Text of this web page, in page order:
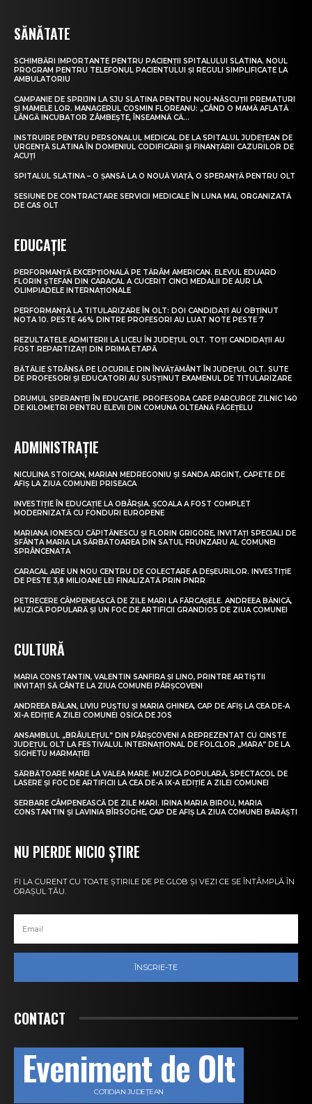
SĂNĂTATE
SCHIMBĂRI IMPORTANTE PENTRU PACIENȚII SPITALULUI SLATINA. NOUL
PROGRAM PENTRU TELEFONUL PACIENTULUI ȘI REGULI SIMPLIFICATE LA
AMBULATORIU
CAMPANIE DE SPRIJIN LA SJU SLATINA PENTRU NOU-NĂSCUȚII PREMATURI
ȘI MAMELE LOR. MANAGERUL COSMIN FLOREANU: „CÂND O MAMĂ AFLATĂ
LÂNGĂ INCUBATOR ZÂMBEȘTE, ÎNSEAMNĂ CĂ...
INSTRUIRE PENTRU PERSONALUL MEDICAL DE LA SPITALUL JUDEȚEAN DE
URGENȚĂ SLATINA ÎN DOMENIUL CODIFICĂRII ȘI FINANȚĂRII CAZURILOR DE
ACUȚI
SPITALUL SLATINA – O ȘANSĂ LA O NOUĂ VIAȚĂ, O SPERANȚĂ PENTRU OLT
SESIUNE DE CONTRACTARE SERVICII MEDICALE ÎN LUNA MAI, ORGANIZATĂ
DE CAS OLT
EDUCAȚIE
PERFORMANȚĂ EXCEPȚIONALĂ PE TĂRÂM AMERICAN. ELEVUL EDUARD
FLORIN ȘTEFAN DIN CARACAL A CUCERIT CINCI MEDALII DE AUR LA
OLIMPIADELE INTERNAȚIONALE
PERFORMANȚĂ LA TITULARIZARE ÎN OLT: DOI CANDIDAȚI AU OBȚINUT
NOTA 10. PESTE 46% DINTRE PROFESORI AU LUAT NOTE PESTE 7
REZULTATELE ADMITERII LA LICEU ÎN JUDEȚUL OLT. TOȚI CANDIDAȚII AU
FOST REPARTIZAȚI DIN PRIMA ETAPĂ
BĂTĂLIE STRÂNSĂ PE LOCURILE DIN ÎNVĂȚĂMÂNT ÎN JUDEȚUL OLT. SUTE
DE PROFESORI ȘI EDUCATORI AU SUSȚINUT EXAMENUL DE TITULARIZARE
DRUMUL SPERANȚEI ÎN EDUCAȚIE. PROFESORA CARE PARCURGE ZILNIC 140
DE KILOMETRI PENTRU ELEVII DIN COMUNA OLTEANĂ FĂGEȚELU
ADMINISTRAȚIE
NICULINA STOICAN, MARIAN MEDREGONIU ȘI SANDA ARGINT, CAPETE DE
AFIȘ LA ZIUA COMUNEI PRISEACA
INVESTIȚIE ÎN EDUCAȚIE LA OBÂRȘIA. ȘCOALA A FOST COMPLET
MODERNIZATĂ CU FONDURI EUROPENE
MARIANA IONESCU CĂPITĂNESCU ȘI FLORIN GRIGORE, INVITAȚI SPECIALI DE
SFÂNTA MARIA LA SĂRBĂTOAREA DIN SATUL FRUNZARU AL COMUNEI
SPRÂNCENATA
CARACAL ARE UN NOU CENTRU DE COLECTARE A DEȘEURILOR. INVESTIȚIE
DE PESTE 3,8 MILIOANE LEI FINALIZATĂ PRIN PNRR
PETRECERE CÂMPENEASCĂ DE ZILE MARI LA FĂRCAȘELE. ANDREEA BĂNICĂ,
MUZICĂ POPULARĂ ȘI UN FOC DE ARTIFICII GRANDIOS DE ZIUA COMUNEI
CULTURĂ
MARIA CONSTANTIN, VALENTIN SANFIRA ȘI LINO, PRINTRE ARTIȘTII
INVITAȚI SĂ CÂNTE LA ZIUA COMUNEI PÂRȘCOVENI
ANDREEA BĂLAN, LIVIU PUȘTIU ȘI MARIA GHINEA, CAP DE AFIȘ LA CEA DE-A
XI-A EDIȚIE A ZILEI COMUNEI OSICA DE JOS
ANSAMBLUL „BRÂULEȚUL” DIN PÂRȘCOVENI A REPREZENTAT CU CINSTE
JUDEȚUL OLT LA FESTIVALUL INTERNAȚIONAL DE FOLCLOR „MARA” DE LA
SIGHETU MARMAȚIEI
SĂRBĂTOARE MARE LA VALEA MARE. MUZICĂ POPULARĂ, SPECTACOL DE
LASERE ȘI FOC DE ARTIFICII LA CEA DE-A IX-A EDIȚIE A ZILEI COMUNEI
SERBARE CÂMPENEASCĂ DE ZILE MARI. IRINA MARIA BIROU, MARIA
CONSTANTIN ȘI LAVINIA BÎRSOGHE, CAP DE AFIȘ LA ZIUA COMUNEI BĂRĂȘTI
NU PIERDE NICIO ȘTIRE
FI LA CURENT CU TOATE ȘTIRILE DE PE GLOB ȘI VEZI CE SE ÎNTÂMPLĂ ÎN
ORAȘUL TĂU.
ÎNSCRIE-TE
CONTACT
Eveniment de Olt
COTIDIAN JUDEȚEAN